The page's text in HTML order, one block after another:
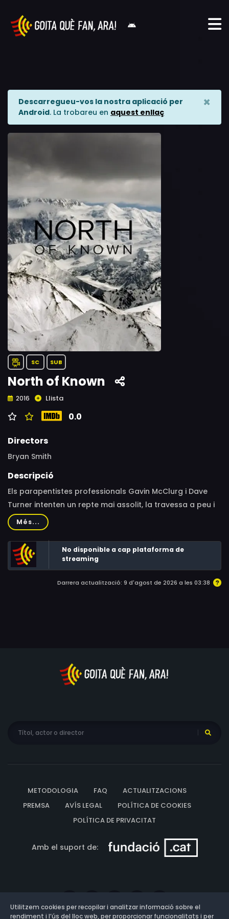
Descarregueu-vos la nostra aplicació per
Android. La trobareu en aquest enllaç
×
SC SUB
North of Known
2016 Llista
0.0
Directors
Bryan Smith
Descripció
Els parapentistes professionals Gavin McClurg i Dave
Turner intenten un repte mai assolit, la travessa a peu i
en parapent de la serralada d´Alaska, sense suports
externs i a través dels cims més alts d´Amèrica del Nord.
Més...
No disponible a cap plataforma de
streaming
Darrera actualització: 9 d'agost de 2026 a les 03:38
METODOLOGIA FAQ
ACTUALITZACIONS
PREMSA
AVÍS LEGAL
POLÍTICA DE COOKIES
POLÍTICA DE PRIVACITAT
Amb el suport de:
Utilitzem cookies per recopilar i analitzar informació sobre el
rendiment i l’ús del lloc web, per proporcionar funcionalitats i per